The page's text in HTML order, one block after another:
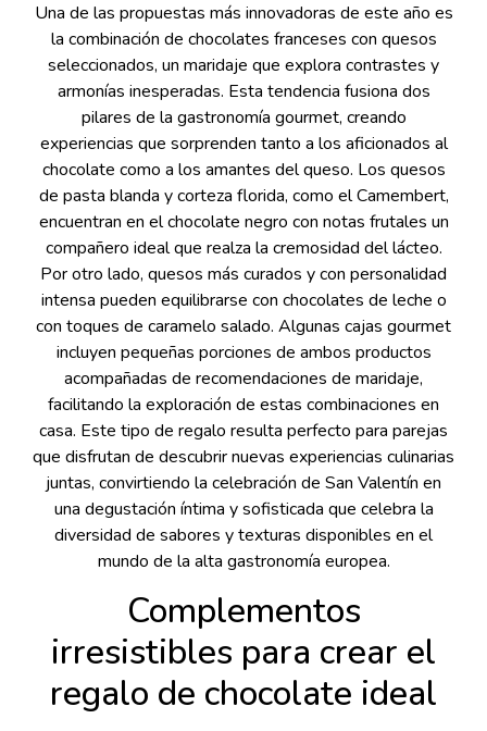
Una de las propuestas más innovadoras de este año es
la combinación de chocolates franceses con quesos
seleccionados, un maridaje que explora contrastes y
armonías inesperadas. Esta tendencia fusiona dos
pilares de la gastronomía gourmet, creando
experiencias que sorprenden tanto a los aficionados al
chocolate como a los amantes del queso. Los quesos
de pasta blanda y corteza florida, como el Camembert,
encuentran en el chocolate negro con notas frutales un
compañero ideal que realza la cremosidad del lácteo.
Por otro lado, quesos más curados y con personalidad
intensa pueden equilibrarse con chocolates de leche o
con toques de caramelo salado. Algunas cajas gourmet
incluyen pequeñas porciones de ambos productos
acompañadas de recomendaciones de maridaje,
facilitando la exploración de estas combinaciones en
casa. Este tipo de regalo resulta perfecto para parejas
que disfrutan de descubrir nuevas experiencias culinarias
juntas, convirtiendo la celebración de San Valentín en
una degustación íntima y sofisticada que celebra la
diversidad de sabores y texturas disponibles en el
mundo de la alta gastronomía europea.
Complementos
irresistibles para crear el
regalo de chocolate ideal